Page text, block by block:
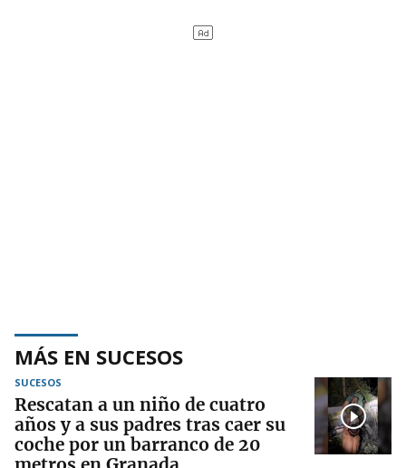
MÁS EN SUCESOS
SUCESOS
Rescatan a un niño de cuatro
años y a sus padres tras caer su
coche por un barranco de 20